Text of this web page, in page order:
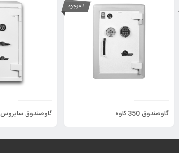
ناموجود
گاوصندوق 350 کاوه گاوصندوق سایروس 1025S کاوه